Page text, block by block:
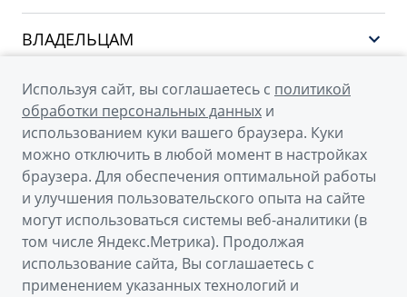
CITYRAY
OKAVANGO
MONJARO
Архивные модели
Финансы и услуги
ВЛАДЕЛЬЦАМ
Поддержка
О КОМПАНИИ
О бренде GEELY
О дилерском центре
Новости
Наша команда
Правовая информация
Контакты
© 2026
Официальный сайт Geely в России
Политика обработки персональных данных
Используя сайт, вы соглашаетесь с политикой
обработки персональных данных и
использованием куки вашего браузера. Куки
можно отключить в любой момент в настройках
браузера. Для обеспечения оптимальной работы
и улучшения пользовательского опыта на сайте
могут использоваться системы веб-аналитики (в
том числе Яндекс.Метрика). Продолжая
использование сайта, Вы соглашаетесь с
применением указанных технологий и